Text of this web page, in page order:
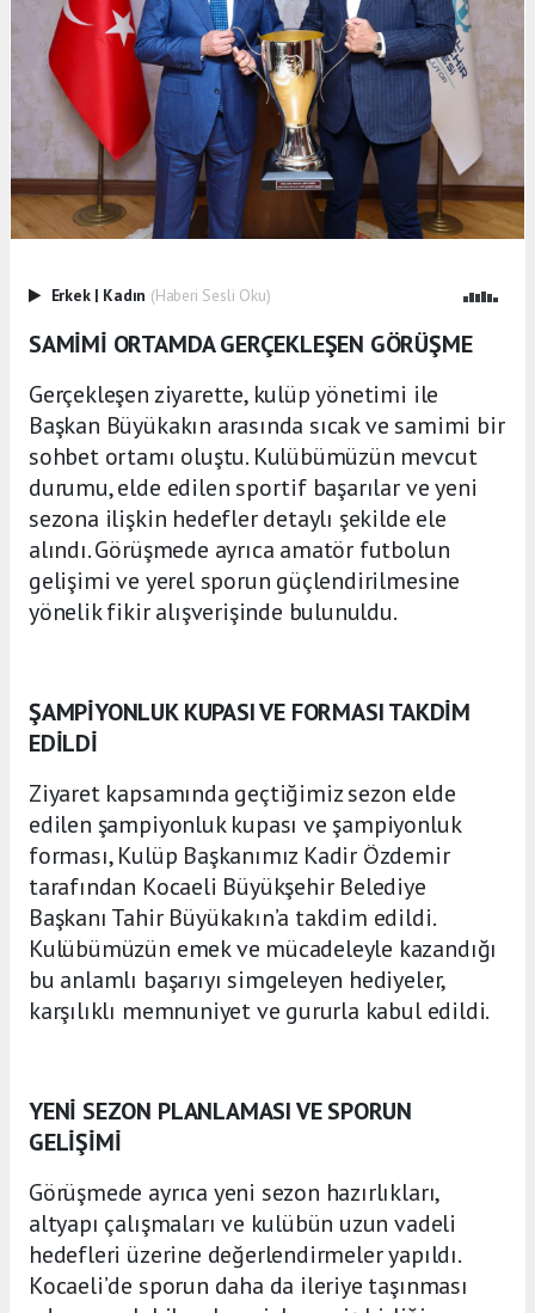
Erkek | Kadın (Haberi Sesli Oku)
SAMİMİ ORTAMDA GERÇEKLEŞEN GÖRÜŞME
Gerçekleşen ziyarette, kulüp yönetimi ile
Başkan Büyükakın arasında sıcak ve samimi bir
sohbet ortamı oluştu. Kulübümüzün mevcut
durumu, elde edilen sportif başarılar ve yeni
sezona ilişkin hedefler detaylı şekilde ele
alındı. Görüşmede ayrıca amatör futbolun
gelişimi ve yerel sporun güçlendirilmesine
yönelik fikir alışverişinde bulunuldu.
ŞAMPİYONLUK KUPASI VE FORMASI TAKDİM
EDİLDİ
Ziyaret kapsamında geçtiğimiz sezon elde
edilen şampiyonluk kupası ve şampiyonluk
forması, Kulüp Başkanımız Kadir Özdemir
tarafından Kocaeli Büyükşehir Belediye
Başkanı Tahir Büyükakın’a takdim edildi.
Kulübümüzün emek ve mücadeleyle kazandığı
bu anlamlı başarıyı simgeleyen hediyeler,
karşılıklı memnuniyet ve gururla kabul edildi.
YENİ SEZON PLANLAMASI VE SPORUN
GELİŞİMİ
Görüşmede ayrıca yeni sezon hazırlıkları,
altyapı çalışmaları ve kulübün uzun vadeli
hedefleri üzerine değerlendirmeler yapıldı.
Kocaeli’de sporun daha da ileriye taşınması